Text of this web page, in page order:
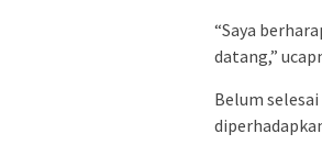
“Saya
datang,”
Belum